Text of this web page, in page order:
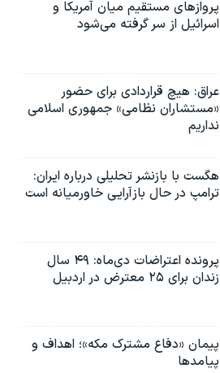
پروازهای مستقیم میان آمریکا و
اسرائیل از سر گرفته می‌شود
عراق: هیچ قراردادی برای حضور
«مستشاران نظامی» جمهوری اسلامی
نداریم
هگست با بازنشر تحلیلی درباره ایران:
ترامپ در حال بازآرایی خاورمیانه است
پرونده اعتراضات دی‌ماه: ۴۹ سال
زندان برای ۲۵ معترض در اردبیل
پیمان «دفاع مشترک مکه»؛ اهداف و
پیامدها